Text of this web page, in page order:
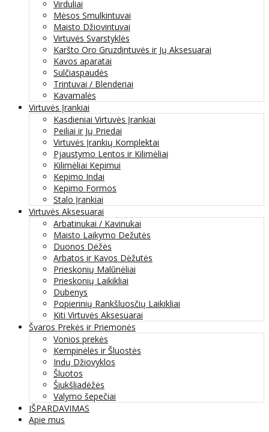
Virduliai
Mėsos Smulkintuvai
Maisto Džiovintuvai
Virtuvės Svarstyklės
Karšto Oro Gruzdintuvės ir Jų Aksesuarai
Kavos aparatai
Sulčiaspaudės
Trintuvai / Blenderiai
Kavamalės
Virtuvės Įrankiai
Kasdieniai Virtuvės Įrankiai
Peiliai ir Jų Priedai
Virtuvės Įrankių Komplektai
Pjaustymo Lentos ir Kilimėliai
Kilimėliai Kepimui
Kepimo Indai
Kepimo Formos
Stalo Įrankiai
Virtuvės Aksesuarai
Arbatinukai / Kavinukai
Maisto Laikymo Dežutės
Duonos Dėžės
Arbatos ir Kavos Dėžutės
Prieskonių Malūnėliai
Prieskonių Laikikliai
Dubenys
Popierinių Rankšluosčių Laikikliai
Kiti Virtuvės Aksesuarai
Švaros Prekės ir Priemonės
Vonios prekės
Kempinėlės ir Šluostės
Indų Džiovyklos
Šluotos
Šiukšliadėžės
Valymo šepečiai
IŠPARDAVIMAS
Apie mus